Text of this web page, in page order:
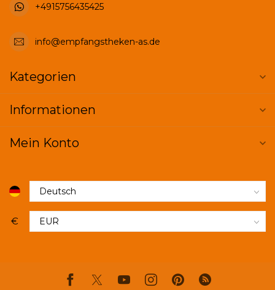
+4915756435425
info@empfangstheken-as.de
Kategorien
Informationen
Mein Konto
€